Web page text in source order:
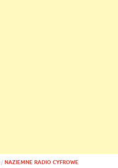
/ NAZIEMNE RADIO CYFROWE